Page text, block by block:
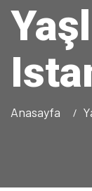
Anasayfa